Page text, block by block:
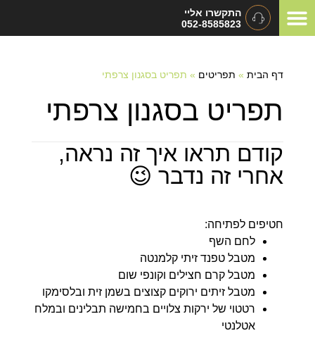
התקשרו אליי
052-8585823
דף הבית» תפריטים » תפריט בסגנון צרפתי
תפריט בסגנון צרפתי
קודם תראו איך זה נראה,
אחרי זה נדבר 😉
חטיפים לפתיחה:
לחם השף
מטבל טפנד זיתי קלמנטה
מטבל קרם חצילים וקונפי שום
מטבל זיתים ירוקים קצוצים בשמן זית ובלסימקו
רטטוי של ירקות צלויים בחמישה תבלינים ובמלח
אטלנטי